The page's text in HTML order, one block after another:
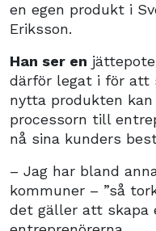
en egen produkt i
Eriksson.
Han ser en
därför legat i för att
nytta produkten
processorn till
nå sina kunders
– Jag har bland
kommuner – ”så
det gäller att skapa